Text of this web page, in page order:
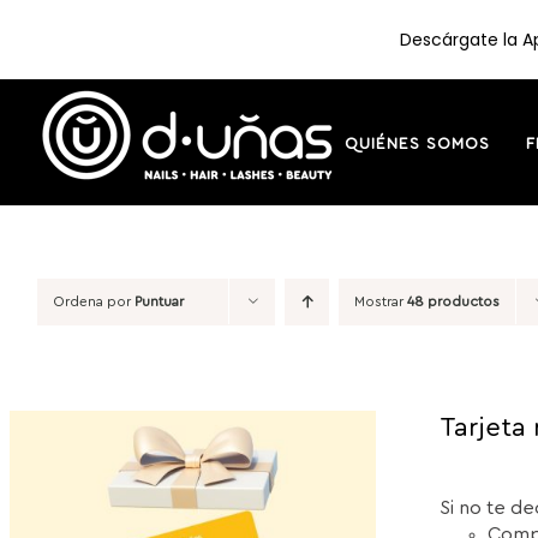
contenido
QUIÉNES SOMOS
Ordena por Puntuar Mostrar48 productos
Tarjeta
Si no te
Descárgate la